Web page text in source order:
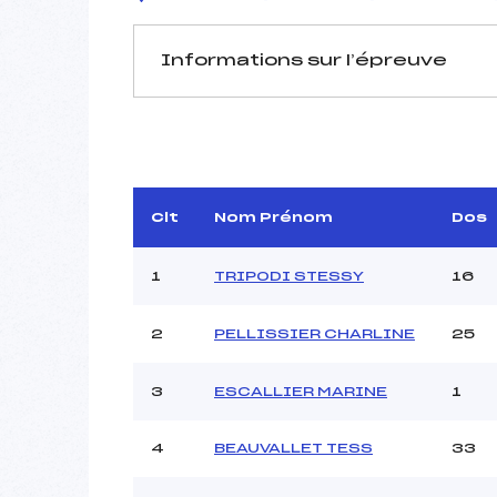
Informations sur l’épreuve
Arbitre :
Assistant :
MANCHE 1
Heure de départ :
Ouvreurs A :
Clt Nom Prénom Dos
1 TRIPODI STESSY 16
2 PELLISSIER CHARLINE 25
3 ESCALLIER MARINE 1
4 BEAUVALLET TESS 33